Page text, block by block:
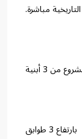
مباشرة.
* مساحة المشروع: 14.000 متر مربع ، يتكون المشروع من 3 أبنية
بارتفاع 3 طوابق